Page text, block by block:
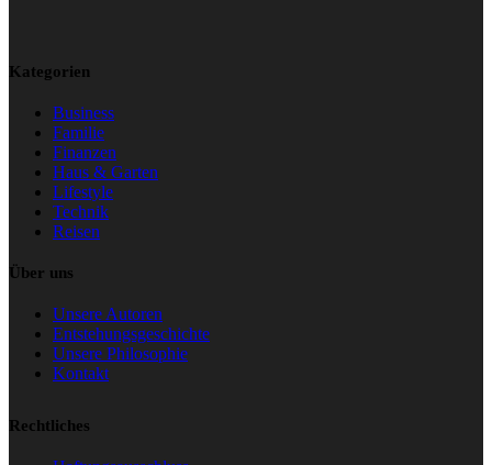
Kategorien
Business
Familie
Finanzen
Haus & Garten
Lifestyle
Technik
Reisen
Über uns
Unsere Autoren
Entstehungsgeschichte
Unsere Philosophie
Kontakt
Rechtliches